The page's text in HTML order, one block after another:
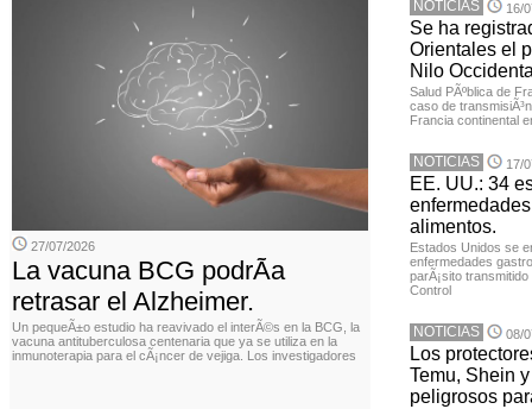
27/07/2026
La vacuna BCG podrÃ­a
retrasar el Alzheimer.
Un pequeÃ±o estudio ha reavivado el interÃ©s en la BCG, la
vacuna antituberculosa centenaria que ya se utiliza en la
inmunoterapia para el cÃ¡ncer de vejiga. Los investigadores
NOTICIAS 16/
Se ha
Orientales el
Nilo
Salud PÃºblica de
caso de
Francia continental
NOTICIAS 17/
EE. UU.: 34
alimentos.
Estados Unidos se
enfermedades
parÃ¡sito
Control
NOTICIAS 08/
Los
Temu, Shein
peligrosos